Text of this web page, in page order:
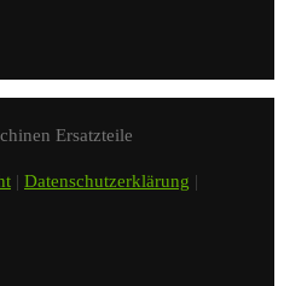
Ersatzteile
| Datenschutzerklärung |